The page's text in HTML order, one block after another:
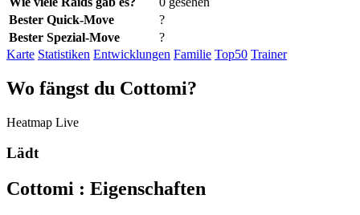
Bester Quick-Move
?
Bester Spezial-Move
?
Karte Statistiken Entwicklungen Familie Top50 Trainer
Wo fängst du Cottomi?
Heatmap Live
Lädt
Cottomi : Eigenschaften